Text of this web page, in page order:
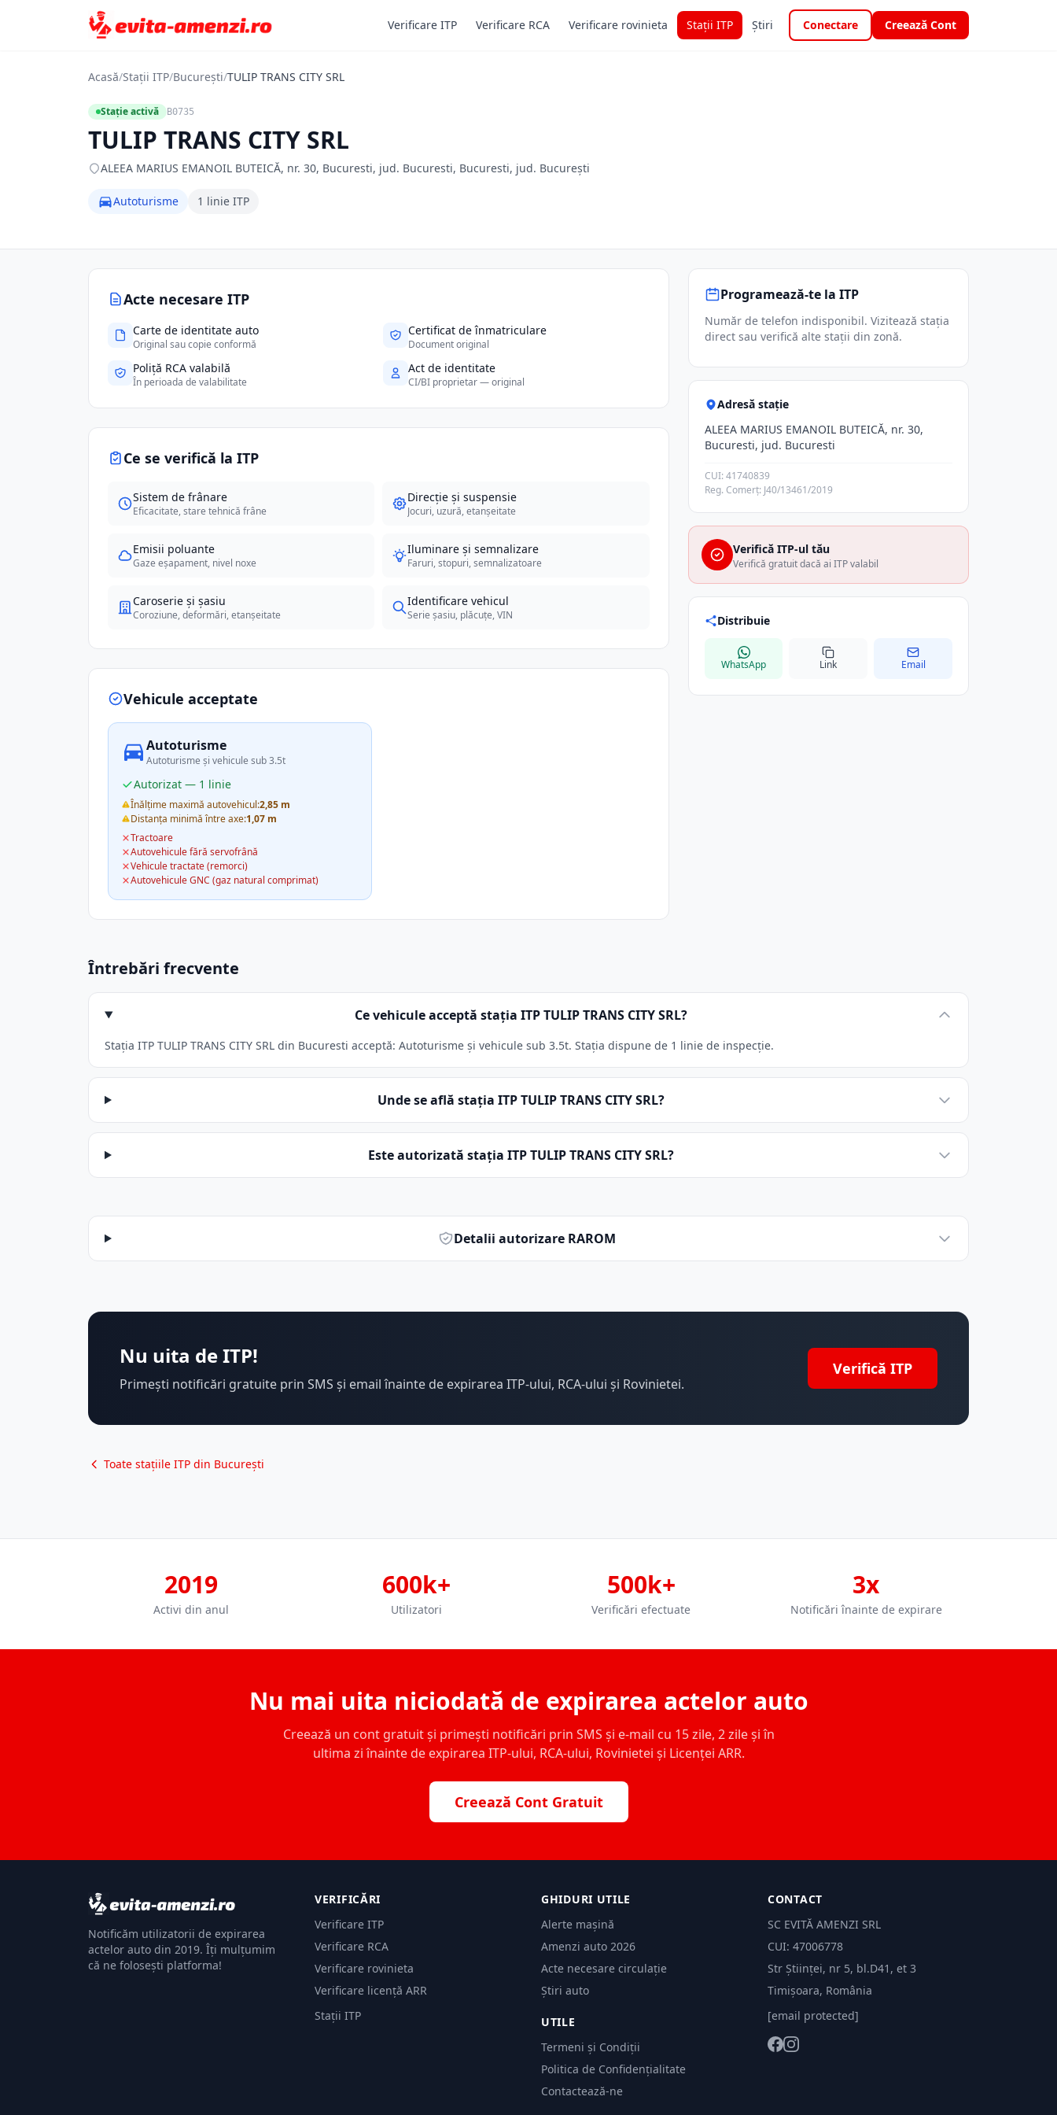
Verificare ITP Verificare RCA Verificare rovinieta Stații ITP Știri Conectare Creează Cont
Acasă/Stații ITP/București/TULIP TRANS CITY SRL
Stație activă B0735
TULIP TRANS CITY SRL
ALEEA MARIUS EMANOIL BUTEICĂ, nr. 30, Bucuresti, jud. Bucuresti, Bucuresti, jud. București
Autoturisme 1 linie ITP
Acte necesare ITP
Carte de identitate auto
Original sau copie conformă
Certificat de înmatriculare
Document original
Poliță RCA valabilă
În perioada de valabilitate
Act de identitate
CI/BI proprietar — original
Ce se verifică la ITP
Sistem de frânare
Eficacitate, stare tehnică frâne
Direcție și suspensie
Jocuri, uzură, etanșeitate
Emisii poluante
Gaze eșapament, nivel noxe
Iluminare și semnalizare
Faruri, stopuri, semnalizatoare
Caroserie și șasiu
Coroziune, deformări, etanșeitate
Identificare vehicul
Serie șasiu, plăcuțe, VIN
Vehicule acceptate
Autoturisme
Autoturisme și vehicule sub 3.5t
Autorizat — 1 linie
Înălțime maximă autovehicul:2,85 m
Distanța minimă între axe:1,07 m
Tractoare
Autovehicule fără servofrână
Vehicule tractate (remorci)
Autovehicule GNC (gaz natural comprimat)
Programează-te la ITP
Număr de telefon indisponibil. Vizitează stația
direct sau verifică alte stații din zonă.
Adresă stație
ALEEA MARIUS EMANOIL BUTEICĂ, nr. 30,
Bucuresti, jud. Bucuresti
CUI: 41740839
Reg. Comerț: J40/13461/2019
Verifică ITP-ul tău
Verifică gratuit dacă ai ITP valabil
Distribuie
WhatsApp Link Email
Întrebări frecvente
Ce vehicule acceptă stația ITP TULIP TRANS CITY SRL?
Stația ITP TULIP TRANS CITY SRL din Bucuresti acceptă: Autoturisme și vehicule sub 3.5t. Stația dispune de 1 linie de inspecție.
Unde se află stația ITP TULIP TRANS CITY SRL?
Este autorizată stația ITP TULIP TRANS CITY SRL?
Detalii autorizare RAROM
Nu uita de ITP!
Primești notificări gratuite prin SMS și email înainte de expirarea ITP-ului, RCA-ului și Rovinietei.
Verifică ITP
Toate stațiile ITP din București
2019
Activi din anul
600k+
Utilizatori
500k+
Verificări efectuate
3x
Notificări înainte de expirare
Nu mai uita niciodată de expirarea actelor auto
Creează un cont gratuit și primești notificări prin SMS și e-mail cu 15 zile, 2 zile și în
ultima zi înainte de expirarea ITP-ului, RCA-ului, Rovinietei și Licenței ARR.
Creează Cont Gratuit
Notificăm utilizatorii de expirarea
actelor auto din 2019. Îți mulțumim
că ne folosești platforma!
VERIFICĂRI
Verificare ITP
Verificare RCA
Verificare rovinieta
Verificare licență ARR
Stații ITP
GHIDURI UTILE
Alerte mașină
Amenzi auto 2026
Acte necesare circulație
Știri auto
UTILE
Termeni și Condiții
Politica de Confidențialitate
Contactează-ne
CONTACT
SC EVITĂ AMENZI SRL
CUI: 47006778
Str Științei, nr 5, bl.D41, et 3
Timișoara, România
[email protected]